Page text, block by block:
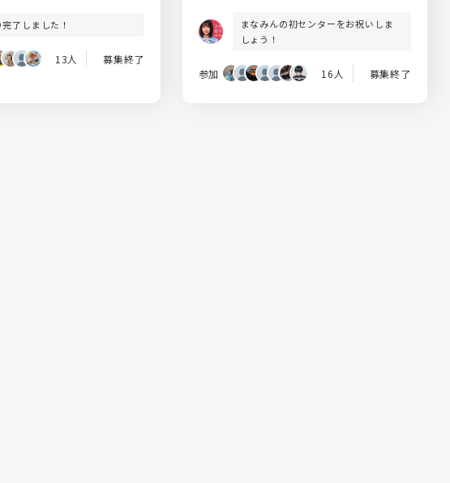
了しました！
13人 募集終了
まなみんの初センターをお祝いしま
しょう！
参加 16人 募集終了